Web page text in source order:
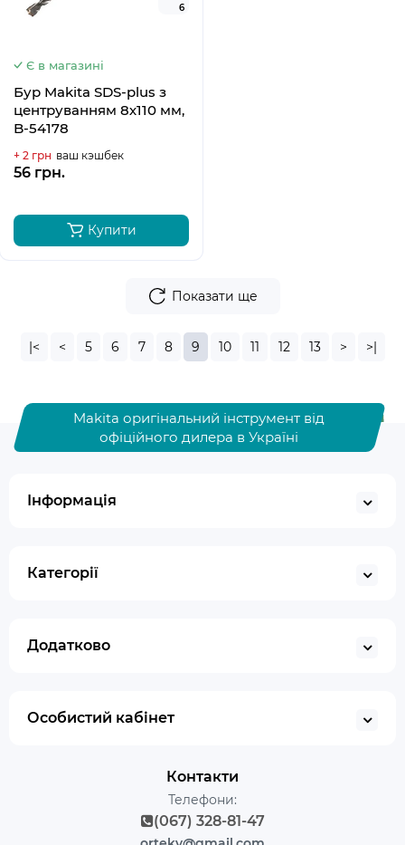
6
Є в магазині
Бур Makita SDS-plus з
центруванням 8х110 мм,
B-54178
+ 2 грн ваш кэшбек
56 грн.
Купити
Показати ще
|< < 5 6 7 8 9 10 11 12 13 > >|
Makita оригінальний інструмент від
офіційного дилера в Україні
Інформація
Категорії
Додатково
Особистий кабінет
Контакти
Телефони:
(067) 328-81-47